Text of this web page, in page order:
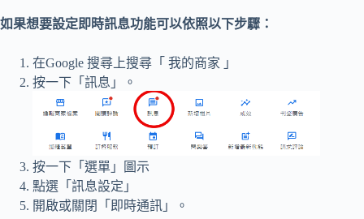
如果想要設定即時訊息功能可以依照以下步驟：
在Google 搜尋上搜尋「 我的商家 」
按一下「訊息」。
按一下「選單」圖示
點選「訊息設定」
開啟或關閉「即時通訊」。